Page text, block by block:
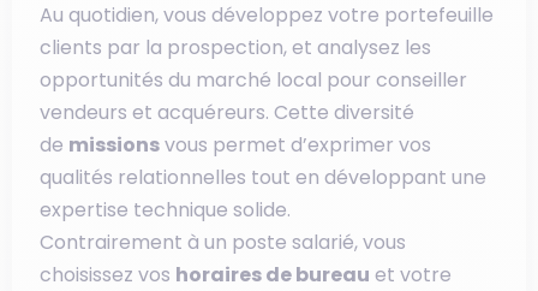
Au quotidien, vous développez votre portefeuille
clients par la prospection, et analysez les
opportunités du marché local pour conseiller
vendeurs et acquéreurs. Cette diversité
de missionsvous permet d’exprimer vos
qualités relationnelles tout en développant une
expertise technique solide.
Contrairement à un poste salarié, vous
choisissez vos horaires de bureau et votre